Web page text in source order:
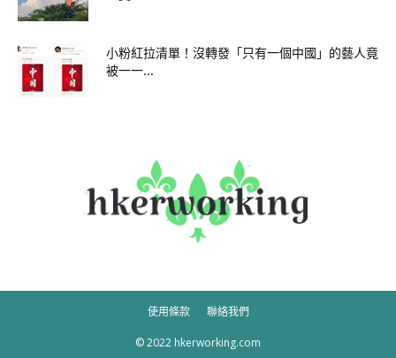
小粉紅拉清單！沒轉發「只有一個中國」的藝人竟
被一一...
使用條款 聯絡我們
© 2022 hkerworking.com